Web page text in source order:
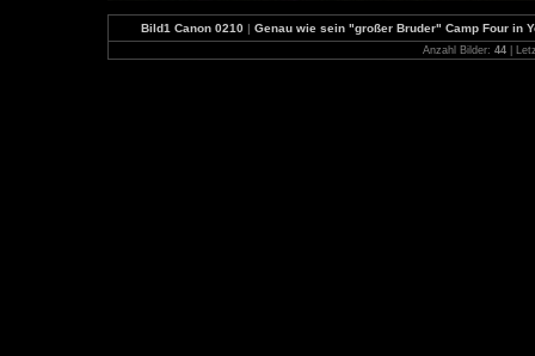
Bild1 Canon 0210| Genau wie sein "großer Bruder" Camp Four in
Anzahl Bilder: 44 |